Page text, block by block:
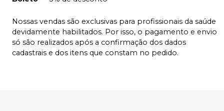
Nossas vendas são exclusivas para profissionais da saúde
devidamente habilitados. Por isso, o pagamento e envio
só são realizados após a confirmação dos dados
cadastrais e dos itens que constam no pedido.